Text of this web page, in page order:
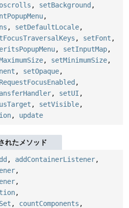
, setBackground ,
,
, setDefaultLocale,
, setFont ,
, setInputMap,
, setMinimumSize,
, setOpaque,
,
, setUI ,
, setVisible,
, update
れたメソッド
, addContainerListener,
,
,
,
, countComponents ,